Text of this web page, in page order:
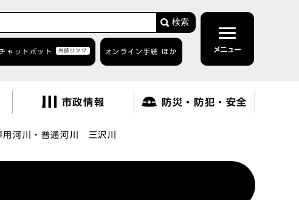
検索
ャットボット 外部リンク オンライン手続 ほか メニュー
市政情報 防災・防犯・安全
用河川・普通河川 三沢川